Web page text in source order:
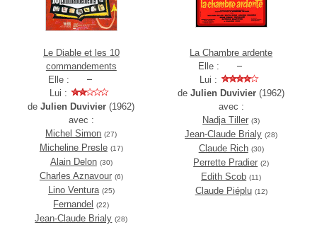
Le Diable et les 10
commandements
Elle :
Lui :
deJulien Duvivier (1962)
avec :
Michel Simon (27)
Micheline Presle (17)
Alain Delon (30)
Charles Aznavour (6)
Lino Ventura (25)
Fernandel (22)
Jean-Claude Brialy (28)
La Chambre ardente
Elle :
Lui :
deJulien Duvivier (1962)
avec :
Nadja Tiller (3)
Jean-Claude Brialy (28)
Claude Rich (30)
Perrette Pradier (2)
Edith Scob (11)
Claude Piéplu (12)